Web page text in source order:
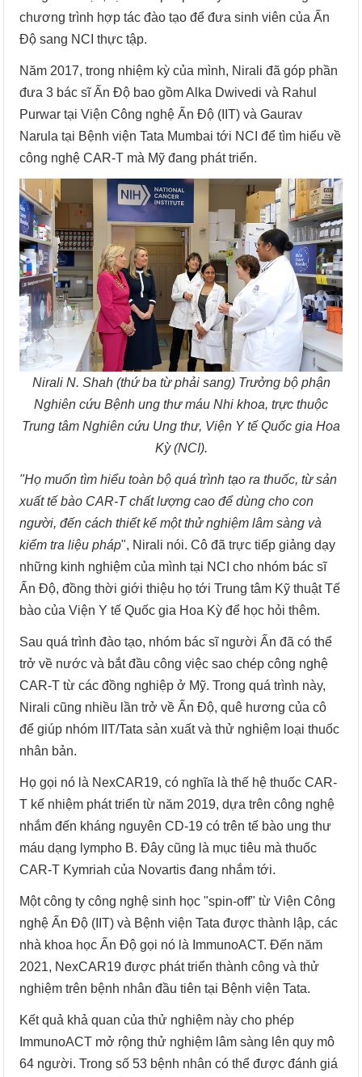
chương trình hợp tác đào tạo để đưa sinh viên của Ấn
Độ sang NCI thực tập.
Năm 2017, trong nhiệm kỳ của mình, Nirali đã góp phần
đưa 3 bác sĩ Ấn Độ bao gồm Alka Dwivedi và Rahul
Purwar tại Viện Công nghệ Ấn Độ (IIT) và Gaurav
Narula tại Bệnh viện Tata Mumbai tới NCI để tìm hiểu về
công nghệ CAR-T mà Mỹ đang phát triển.
Nirali N. Shah (thứ ba từ phải sang) Trưởng bộ phận
Nghiên cứu Bệnh ung thư máu Nhi khoa, trực thuộc
Trung tâm Nghiên cứu Ung thư, Viện Y tế Quốc gia Hoa
Kỳ (NCI).
"Họ muốn tìm hiểu toàn bộ quá trình tạo ra thuốc, từ sản
xuất tế bào CAR-T chất lượng cao để dùng cho con
người, đến cách thiết kế một thử nghiệm lâm sàng và
kiểm tra liệu pháp", Nirali nói. Cô đã trực tiếp giảng dạy
những kinh nghiệm của mình tại NCI cho nhóm bác sĩ
Ấn Độ, đồng thời giới thiệu họ tới Trung tâm Kỹ thuật Tế
bào của Viện Y tế Quốc gia Hoa Kỳ để học hỏi thêm.
Sau quá trình đào tạo, nhóm bác sĩ người Ấn đã có thể
trở về nước và bắt đầu công việc sao chép công nghệ
CAR-T từ các đồng nghiệp ở Mỹ. Trong quá trình này,
Nirali cũng nhiều lần trở về Ấn Độ, quê hương của cô
để giúp nhóm IIT/Tata sản xuất và thử nghiệm loại thuốc
nhân bản.
Họ gọi nó là NexCAR19, có nghĩa là thế hệ thuốc CAR-
T kế nhiệm phát triển từ năm 2019, dựa trên công nghệ
nhắm đến kháng nguyên CD-19 có trên tế bào ung thư
máu dạng lympho B. Đây cũng là mục tiêu mà thuốc
CAR-T Kymriah của Novartis đang nhắm tới.
Một công ty công nghệ sinh học "spin-off" từ Viện Công
nghệ Ấn Độ (IIT) và Bệnh viện Tata được thành lập, các
nhà khoa học Ấn Độ gọi nó là ImmunoACT. Đến năm
2021, NexCAR19 được phát triển thành công và thử
nghiệm trên bệnh nhân đầu tiên tại Bệnh viện Tata.
Kết quả khả quan của thử nghiệm này cho phép
ImmunoACT mở rộng thử nghiệm lâm sàng lên quy mô
64 người. Trong số 53 bệnh nhân có thể được đánh giá